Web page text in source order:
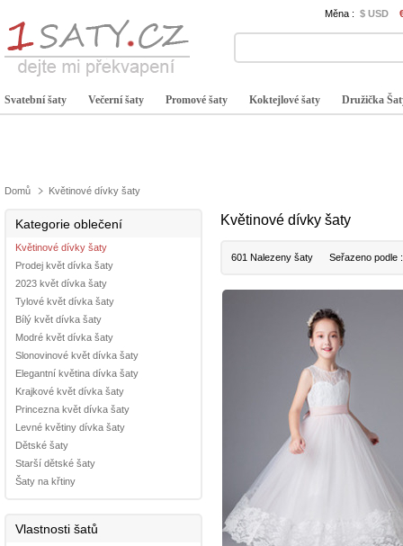
Měna : $ USD
Svatební šaty Večerní šaty Promové šaty Koktejlové šaty Družička
Domů Květinové dívky šaty
Kategorie oblečení
Květinové dívky šaty
Prodej květ dívka šaty
2023 květ dívka šaty
Tylové květ dívka šaty
Bílý květ dívka šaty
Modré květ dívka šaty
Slonovinové květ dívka šaty
Elegantní květina dívka šaty
Krajkové květ dívka šaty
Princezna květ dívka šaty
Levné květiny dívka šaty
Dětské šaty
Starší dětské šaty
Šaty na křtiny
Vlastnosti šatů
Květinové dívky šaty
601 Nalezeny šaty Seřazeno podle